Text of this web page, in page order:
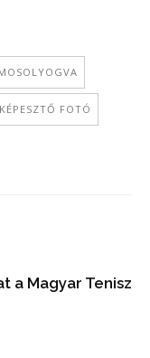
FOTÓ
a Magyar Tenisz